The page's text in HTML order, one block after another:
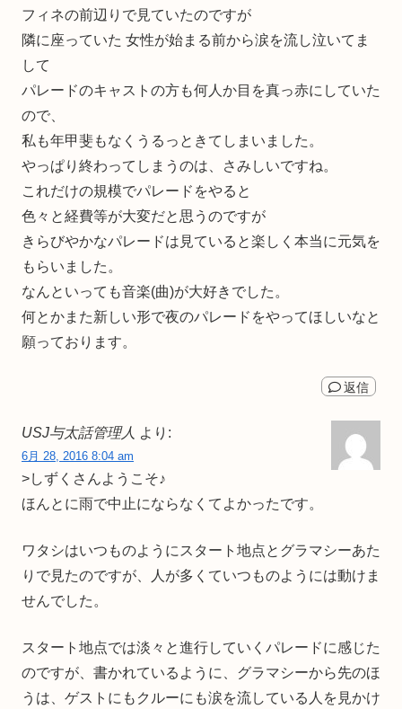
フィネの前辺りで見ていたのですが
隣に座っていた 女性が始まる前から涙を流し泣いてま
して
パレードのキャストの方も何人か目を真っ赤にしていた
ので、
私も年甲斐もなくうるっときてしまいました。
やっぱり終わってしまうのは、さみしいですね。
これだけの規模でパレードをやると
色々と経費等が大変だと思うのですが
きらびやかなパレードは見ていると楽しく本当に元気を
もらいました。
なんといっても音楽(曲)が大好きでした。
何とかまた新しい形で夜のパレードをやってほしいなと
願っております。
返信
USJ与太話管理人 より:
6月 28, 2016 8:04 am
>しずくさんようこそ♪
ほんとに雨で中止にならなくてよかったです。
ワタシはいつものようにスタート地点とグラマシーあた
りで見たのですが、人が多くていつものようには動けま
せんでした。
スタート地点では淡々と進行していくパレードに感じた
のですが、書かれているように、グラマシーから先のほ
うは、ゲストにもクルーにも涙を流している人を見かけ